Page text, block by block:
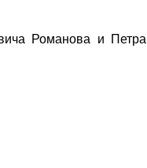
Романова и Петра